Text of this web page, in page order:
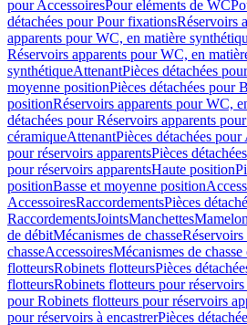
pour AccessoiresPour eléments de WC
détachées pour Pour fixationsRéservoirs
apparents pour WC, en matière
Réservoirs apparents pour WC, en
synthétiqueAttenantPièces détachées
moyenne positionPièces détachées pour
positionRéservoirs apparents pour WC,
détachées pour Réservoirs apparents
céramiqueAttenantPièces détachées pour
pour réservoirs apparentsPièces
pour réservoirs apparentsHaute position
positionBasse et moyenne position
AccessoiresRaccordementsPièces
RaccordementsJointsManchettes
de débitMécanismes de chasseRéservoirs
chasseAccessoiresMécanismes de
flotteursRobinets flotteursPièces
flotteursRobinets flotteurs pour réservoirs
pour Robinets flotteurs pour réservoirs
pour réservoirs à encastrerPièces